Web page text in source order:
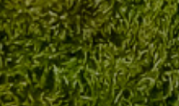
BEJELENTŐ